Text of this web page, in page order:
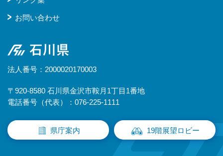
お問い合わせ
石川県
法人番号：2000020170003
〒920-8580 石川県金沢市鞍月1丁目1番地
電話番号（代表）：076-225-1111
県庁案内 19階展望ロビー